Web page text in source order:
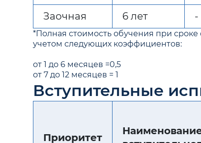
Заочная 6 лет -
*Полная стоимость обучения при
учетом следующих коэффициентов:
от 1 до 6 месяцев =0,5
от 7 до 12 месяцев = 1
Вступительные
Приоритет